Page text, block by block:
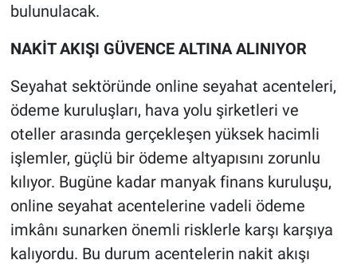
bulunulacak.
NAKİT AKIŞI GÜVENCE ALTINA ALINIYOR
Seyahat sektöründe online seyahat acenteleri,
ödeme kuruluşları, hava yolu şirketleri ve
oteller arasında gerçekleşen yüksek hacimli
işlemler, güçlü bir ödeme altyapısını zorunlu
kılıyor. Bugüne kadar manyak finans kuruluşu,
online seyahat acentelerine vadeli ödeme
imkânı sunarken önemli risklerle karşı karşıya
kalıyordu. Bu durum acentelerin nakit akışı